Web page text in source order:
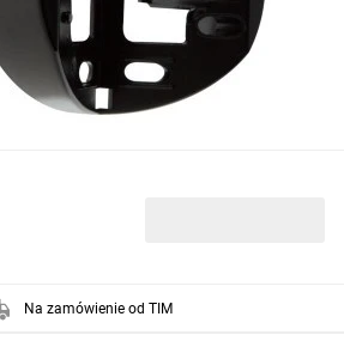
Na zamówienie od TIM